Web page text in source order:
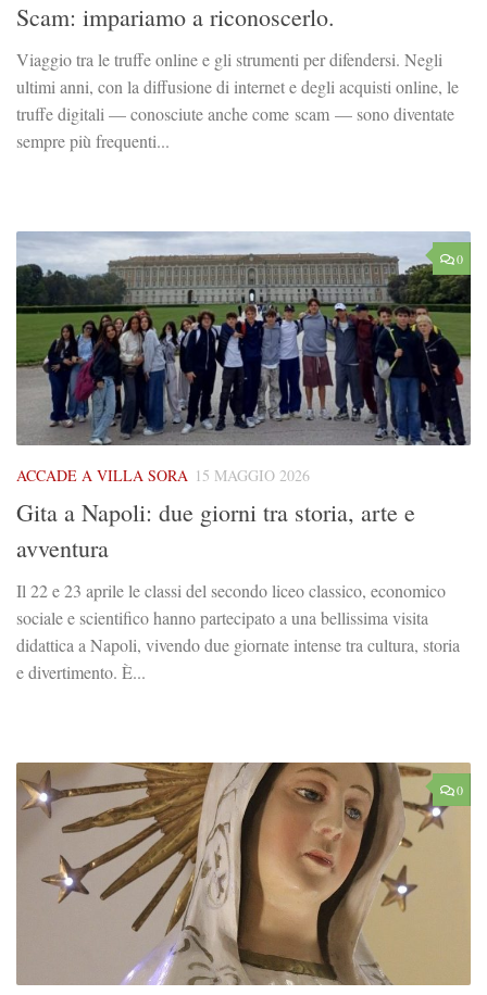
Scam: impariamo a riconoscerlo.
Viaggio tra le truffe online e gli strumenti per difendersi. Negli
ultimi anni, con la diffusione di internet e degli acquisti online, le
truffe digitali — conosciute anche come scam — sono diventate
sempre più frequenti...
0
ACCADE A VILLA SORA 15 MAGGIO 2026
Gita a Napoli: due giorni tra storia, arte e
avventura
Il 22 e 23 aprile le classi del secondo liceo classico, economico
sociale e scientifico hanno partecipato a una bellissima visita
didattica a Napoli, vivendo due giornate intense tra cultura, storia
e divertimento. È...
0